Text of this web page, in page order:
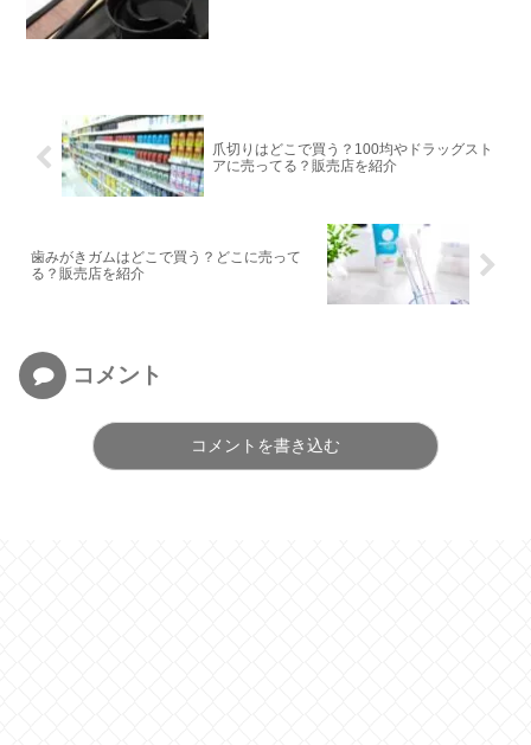
爪切りはどこで買う？100均やドラッグスト
アに売ってる？販売店を紹介
歯みがきガムはどこで買う？どこに売って
る？販売店を紹介
コメント
コメントを書き込む